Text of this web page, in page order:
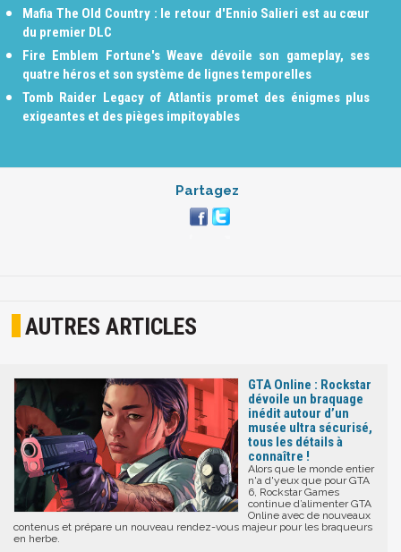
Mafia The Old Country : le retour d'Ennio Salieri est au cœur
du premier DLC
Fire Emblem Fortune's Weave dévoile son gameplay, ses
quatre héros et son système de lignes temporelles
Tomb Raider Legacy of Atlantis promet des énigmes plus
exigeantes et des pièges impitoyables
Partagez
AUTRES ARTICLES
GTA Online : Rockstar
dévoile un braquage
inédit autour d’un
musée ultra sécurisé,
tous les détails à
connaître !
Alors que le monde entier
n'a d'yeux que pour GTA
6, Rockstar Games
continue d’alimenter GTA
Online avec de nouveaux
contenus et prépare un nouveau rendez-vous majeur pour les braqueurs
en herbe.